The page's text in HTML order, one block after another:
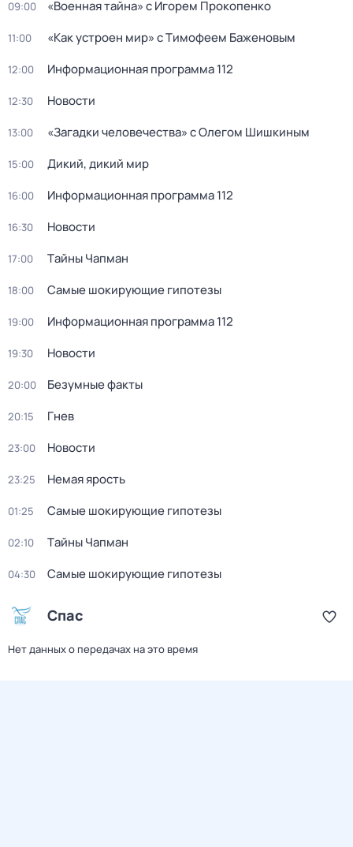
09:00 «Военная тайна» с Игорем Прокопенко
11:00 «Как устроен мир» с Тимофеем Баженовым
12:00 Информационная программа 112
12:30 Новости
13:00 «Загадки человечества» с Олегом Шишкиным
15:00 Дикий, дикий мир
16:00 Информационная программа 112
16:30 Новости
17:00 Тaйны Чапман
18:00 Самые шoкиpующие гипотезы
19:00 Информационная программа 112
19:30 Новости
20:00 Безумные факты
20:15 Гнев
23:00 Новости
23:25 Немая ярость
01:25 Самые шoкиpующие гипотезы
02:10 Тaйны Чапман
04:30 Самые шoкиpующие гипотезы
Спас
Нет данных о передачах на это время